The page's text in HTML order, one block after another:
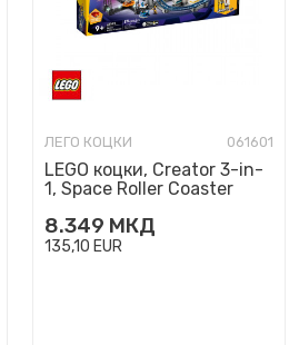
ЛЕГО КОЦКИ 061601
LEGO коцки, Creator 3-in-
1, Space Roller Coaster
8.349 МКД
135,10 EUR